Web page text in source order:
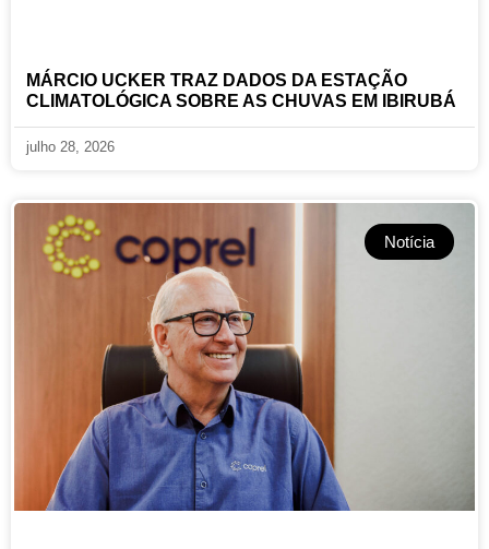
MÁRCIO UCKER TRAZ DADOS DA ESTAÇÃO
CLIMATOLÓGICA SOBRE AS CHUVAS EM IBIRUBÁ
julho 28, 2026
Notícia